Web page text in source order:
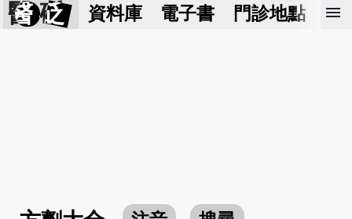
醫 砭 資料庫 電子書 門診地點 預
menu